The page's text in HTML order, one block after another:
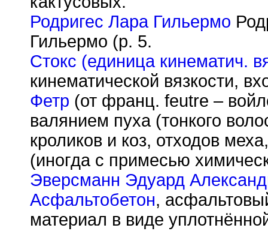
Родригес Лара Гильермо
Гильермо (р. 5.
Стокс (единица кинематич.
кинематической вязкости,
Фетр (от франц. feutre –
валянием пуха (тонкого
кроликов и коз, отходов
(иногда с примесью
Эверсманн Эдуард
Асфальтобетон,
материал в виде